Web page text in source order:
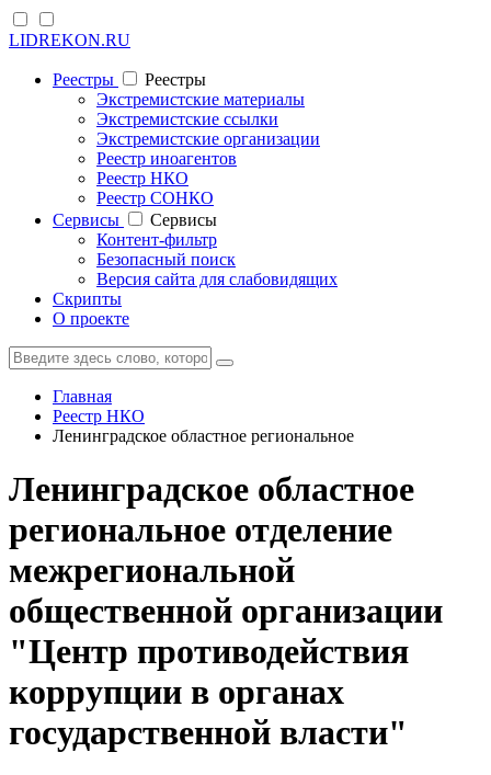
LIDREKON.RU
Реестры
Реестры
Экстремистские материалы
Экстремистские ссылки
Экстремистские организации
Реестр иноагентов
Реестр НКО
Реестр СОНКО
Cервисы
Cервисы
Контент-фильтр
Безопасный поиск
Версия сайта для слабовидящих
Скрипты
О проекте
Главная
Реестр НКО
Ленинградское областное региональное
Ленинградское областное
региональное отделение
межрегиональной
общественной организации
"Центр противодействия
коррупции в органах
государственной власти"